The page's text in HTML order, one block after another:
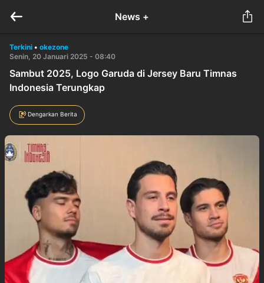
News +
Terkini • okezone
Senin, 20 Januari 2025 - 08:40
Sambut 2025, Logo Garuda di Jersey Baru Timnas
Indonesia Terungkap
Dengarkan Berita